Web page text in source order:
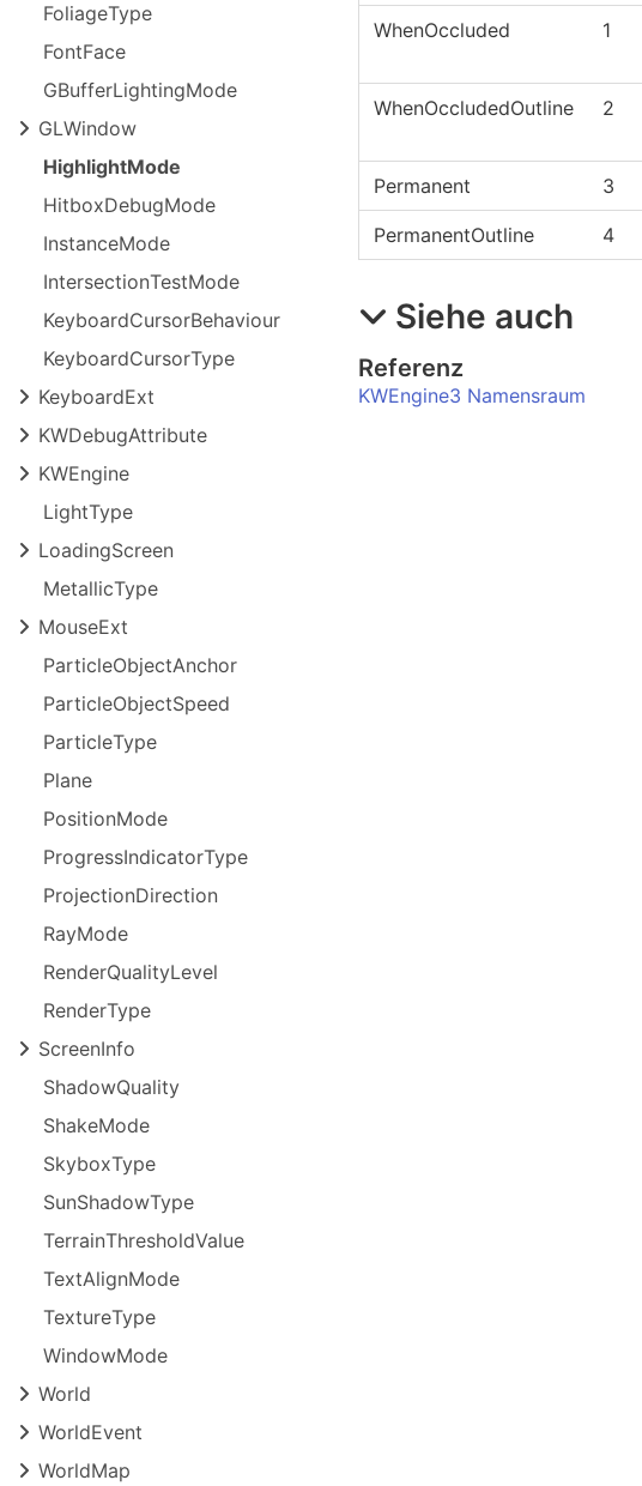
FoliageType
FontFace
GBufferLightingMode
GLWindow
HighlightMode
HitboxDebugMode
InstanceMode
IntersectionTestMode
KeyboardCursorBehaviour
KeyboardCursorType
KeyboardExt
KWDebugAttribute
KWEngine
LightType
LoadingScreen
MetallicType
MouseExt
ParticleObjectAnchor
ParticleObjectSpeed
ParticleType
Plane
PositionMode
ProgressIndicatorType
ProjectionDirection
RayMode
RenderQualityLevel
RenderType
ScreenInfo
ShadowQuality
ShakeMode
SkyboxType
SunShadowType
TerrainThresholdValue
TextAlignMode
TextureType
WindowMode
World
WorldEvent
WorldMap
WhenOccluded 1
WhenOccludedOutline 2
Permanent 3
PermanentOutline 4
Siehe auch
Referenz
KWEngine3 Namensraum